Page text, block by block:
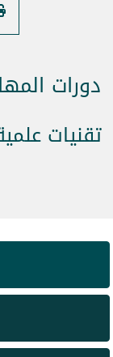
دورات
تقنيات